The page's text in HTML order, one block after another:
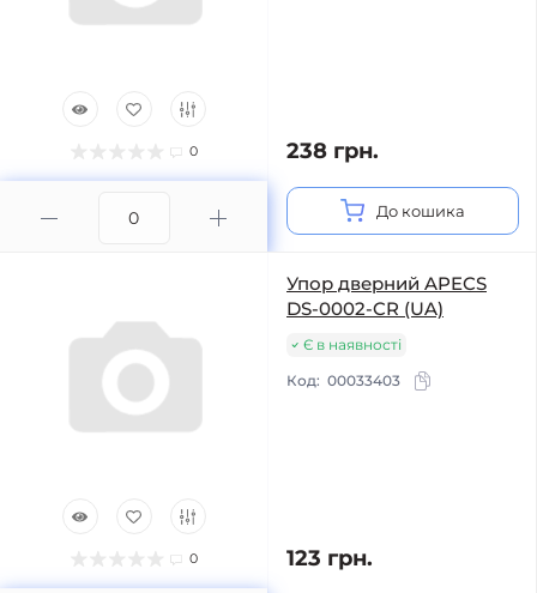
0 238 грн.
До кошика
0
Упор дверний APECS
DS-0002-CR (UA)
Є в наявності
Код: 00033403
123 грн.